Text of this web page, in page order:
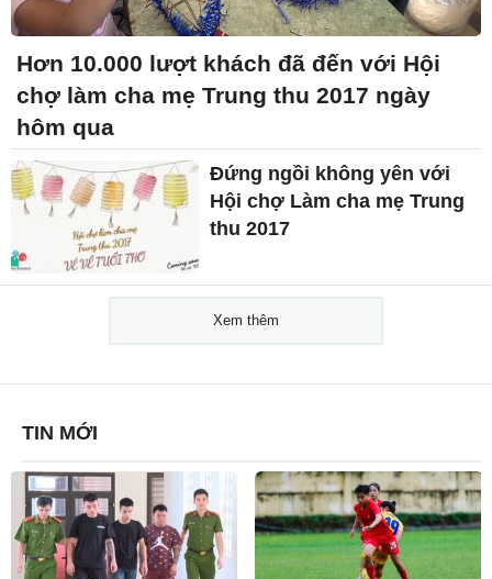
Hơn 10.000 lượt khách đã đến với Hội
chợ làm cha mẹ Trung thu 2017 ngày
hôm qua
Đứng ngồi không yên với
Hội chợ Làm cha mẹ Trung
thu 2017
Xem thêm
TIN MỚI